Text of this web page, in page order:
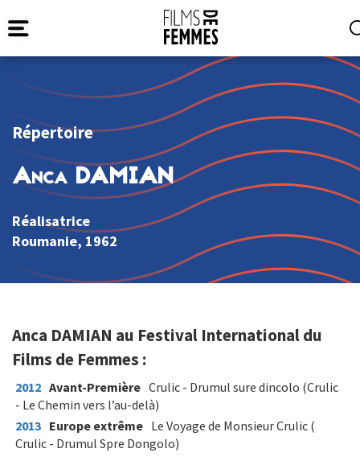
Répertoire
Anca DAMIAN
Réalisatrice
Roumanie, 1962
Anca DAMIAN au Festival International du
Films de Femmes :
2012 Avant-Première Crulic - Drumul sure dincolo (Crulic
- Le Chemin vers l’au-delà)
2013 Europe extrême Le Voyage de Monsieur Crulic (
Crulic - Drumul Spre Dongolo)